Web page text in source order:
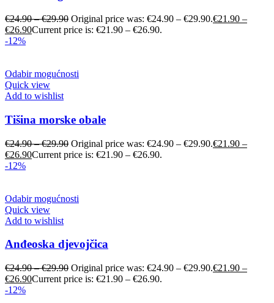
€24.90–€29.90 Original price was: €24.90 – €29.90.€21.90 –
€26.90Current price is: €21.90 – €26.90.
-12%
Odabir mogućnosti
Quick view
Add to wishlist
Tišina morske obale
€24.90–€29.90 Original price was: €24.90 – €29.90.€21.90 –
€26.90Current price is: €21.90 – €26.90.
-12%
Odabir mogućnosti
Quick view
Add to wishlist
Anđeoska djevojčica
€24.90–€29.90 Original price was: €24.90 – €29.90.€21.90 –
€26.90Current price is: €21.90 – €26.90.
-12%